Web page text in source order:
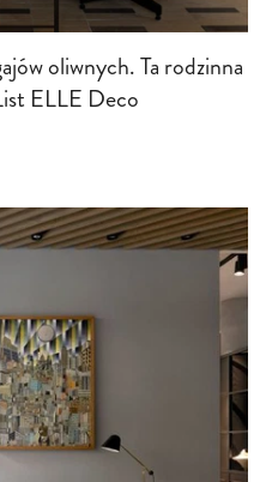
oliwnych. Ta rodzinna
ELLE Deco